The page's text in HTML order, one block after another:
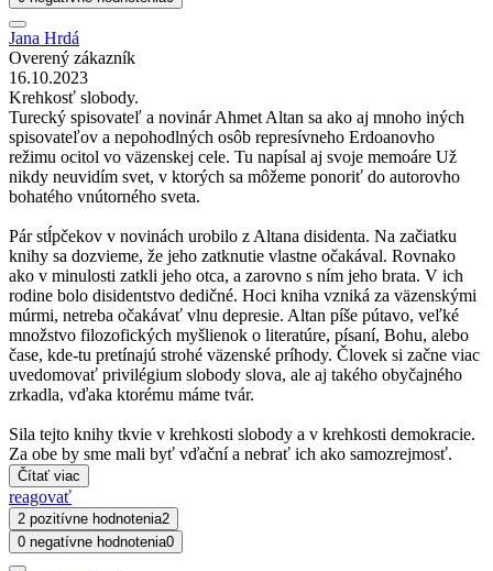
Jana Hrdá
Overený zákazník
16.10.2023
Krehkosť slobody.
Turecký spisovateľ a novinár Ahmet Altan sa ako aj mnoho iných
spisovateľov a nepohodlných osôb represívneho Erdoanovho
režimu ocitol vo väzenskej cele. Tu napísal aj svoje memoáre Už
nikdy neuvidím svet, v ktorých sa môžeme ponoriť do autorovho
bohatého vnútorného sveta.
Pár stĺpčekov v novinách urobilo z Altana disidenta. Na začiatku
knihy sa dozvieme, že jeho zatknutie vlastne očakával. Rovnako
ako v minulosti zatkli jeho otca, a zarovno s ním jeho brata. V ich
rodine bolo disidentstvo dedičné. Hoci kniha vzniká za väzenskými
múrmi, netreba očakávať vlnu depresie. Altan píše pútavo, veľké
množstvo filozofických myšlienok o literatúre, písaní, Bohu, alebo
čase, kde-tu pretínajú strohé väzenské príhody. Človek si začne viac
uvedomovať privilégium slobody slova, ale aj takého obyčajného
zrkadla, vďaka ktorému máme tvár.
Sila tejto knihy tkvie v krehkosti slobody a v krehkosti demokracie.
Za obe by sme mali byť vďační a nebrať ich ako samozrejmosť.
Čítať viac
reagovať
2 pozitívne hodnotenia2
0 negatívne hodnotenia0